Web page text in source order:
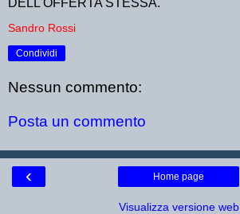
DELL'OFFERTA STESSA.
Sandro Rossi
Condividi
Nessun commento:
Posta un commento
‹ Home page
Visualizza versione web